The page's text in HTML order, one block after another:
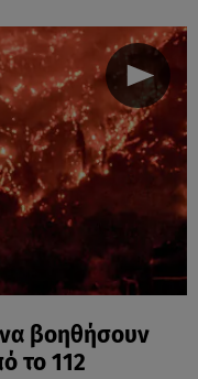
βοηθήσουν
το 112